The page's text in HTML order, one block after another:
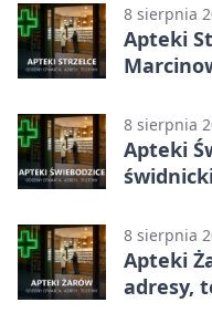
8 sierpnia
Apteki
8 sierpnia
Apteki
8 sierpnia
Apteki
adresy,